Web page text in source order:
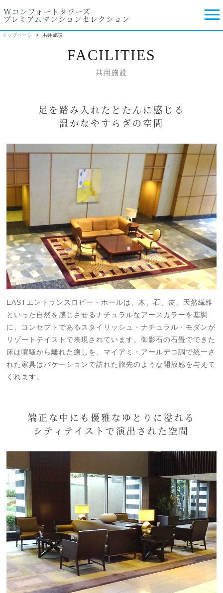
Wコンフォートタワーズ
プレミアムマンションセレクション
トップページ 共用施設
FACILITIES
共用施設
足を踏み入れたとたんに感じる
温かなやすらぎの空間
EASTエントランスロビー・ホールは、木、石、皮、天然繊維
といった自然を感じさせるナチュラルなアースカラーを基調
に、コンセプトであるスタイリッシュ・ナチュラル・モダンが
リゾートテイストで表現されています。御影石の石畳でできた
床は喧騒から離れた癒しを、マイアミ・アールデコ調で統一さ
れた家具はバケーションで訪れた旅先のような開放感を与えて
くれます。
端正な中にも優雅なゆとりに溢れる
シティテイストで演出された空間